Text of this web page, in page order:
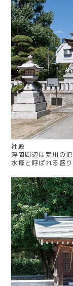
社殿
浮間周辺は荒川の
水塚と呼ばれる盛